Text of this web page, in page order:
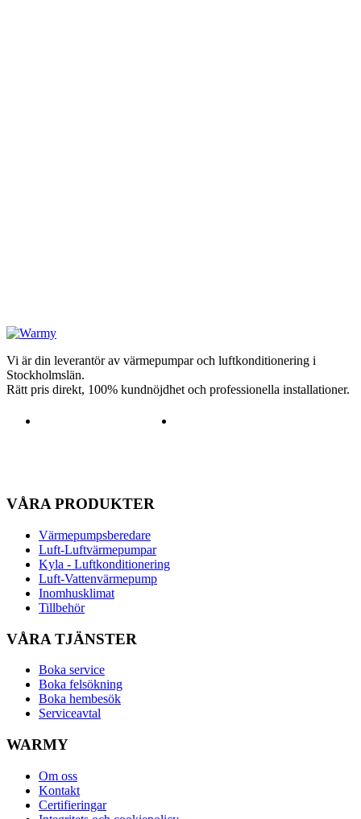
Vi är din leverantör av värmepumpar och luftkonditionering i
Stockholmslän.
Rätt pris direkt, 100% kundnöjdhet och professionella installationer.
08-51 01 01 51
VÅRA PRODUKTER
Värmepumpsberedare
Luft-Luftvärmepumpar
Kyla - Luftkonditionering
Luft-Vattenvärmepump
Inomhusklimat
Tillbehör
VÅRA TJÄNSTER
Boka service
Boka felsökning
Boka hembesök
Serviceavtal
WARMY
Om oss
Kontakt
Certifieringar